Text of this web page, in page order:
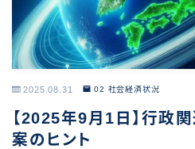
2025.08.31 02 社会経済状況
【2025年9月1日】行政
案のヒント